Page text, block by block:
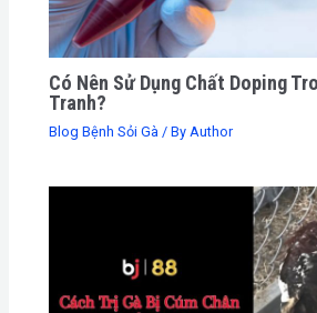
Có Nên Sử Dụng Chất Doping
Tranh?
Blog Bệnh Sỏi Gà / By Author